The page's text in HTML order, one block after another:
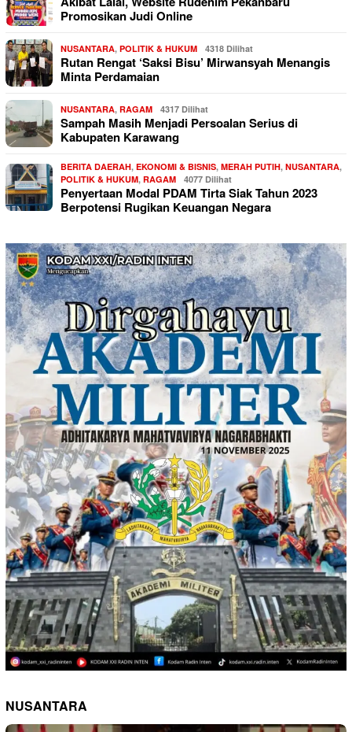
Promosikan Judi Online
NUSANTARA, POLITIK & HUKUM 4318 Dilihat
Rutan Rengat ‘Saksi Bisu’ Mirwansyah Menangis
Minta Perdamaian
NUSANTARA, RAGAM 4317 Dilihat
Sampah Masih Menjadi Persoalan Serius di
Kabupaten Karawang
BERITA DAERAH, EKONOMI & BISNIS, MERAH PUTIH, NUSANTARA,
POLITIK & HUKUM, RAGAM 4077 Dilihat
Penyertaan Modal PDAM Tirta Siak Tahun 2023
Berpotensi Rugikan Keuangan Negara
NUSANTARA